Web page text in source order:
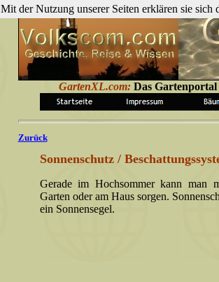
GartenXL.com: Das Gartenportal
Zurück
Sonnenschutz /
Gerade im Hochsommer kann man
Garten oder am Haus sorgen.
ein Sonnensegel.
Mit der Nutzung unserer Seiten erklären sie sich